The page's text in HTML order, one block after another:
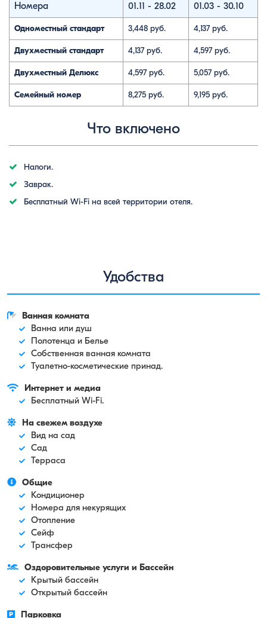
Номера 01.11 - 28.02 01.03 - 30.10
Одноместный стандарт 3,448 руб. 4,137 руб.
Двухместный стандарт 4,137 руб. 4,597 руб.
Двухместный Делюкс 4,597 руб. 5,057 руб.
Семейный номер 8,275 руб. 9,195 руб.
Что включено
Налоги.
Заврак.
Бесплатный Wi-Fi на всей территории отеля.
Удобства
Ванная комната
Ванна или душ
Полотенца и Белье
Собственная ванная комната
Туалетно-косметические принад.
Интернет и медиа
Бесплатный Wi-Fi.
На свежем воздухе
Вид на сад
Сад
Терраса
Общие
Кондиционер
Номера для некурящих
Отопление
Сейф
Трансфер
Оздоровительные услуги и Бассейн
Крытый бассейн
Открытый бассейн
Парковка